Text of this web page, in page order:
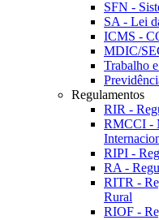
SFN -
SA - Lei
ICMS -
MDIC/
Trabalho
Regulamentos
RIR -
RMCCI -
RIPI -
RA -
RITR -
Rural
RIOF -